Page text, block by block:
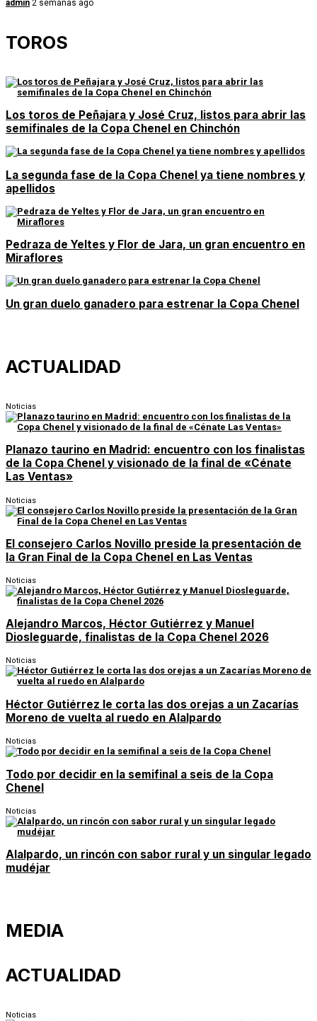
admin 2 semanas ago
TOROS
Los toros de Peñajara y José Cruz, listos para abrir las
semifinales de la Copa Chenel en Chinchón
La segunda fase de la Copa Chenel ya tiene nombres y
apellidos
Pedraza de Yeltes y Flor de Jara, un gran encuentro en
Miraflores
Un gran duelo ganadero para estrenar la Copa Chenel
ACTUALIDAD
Noticias
Planazo taurino en Madrid: encuentro con los finalistas
de la Copa Chenel y visionado de la final de «Cénate
Las Ventas»
Noticias
El consejero Carlos Novillo preside la presentación de
la Gran Final de la Copa Chenel en Las Ventas
Noticias
Alejandro Marcos, Héctor Gutiérrez y Manuel
Diosleguarde, finalistas de la Copa Chenel 2026
Noticias
Héctor Gutiérrez le corta las dos orejas a un Zacarías
Moreno de vuelta al ruedo en Alalpardo
Noticias
Todo por decidir en la semifinal a seis de la Copa
Chenel
Noticias
Alalpardo, un rincón con sabor rural y un singular legado
mudéjar
MEDIA
ACTUALIDAD
Noticias